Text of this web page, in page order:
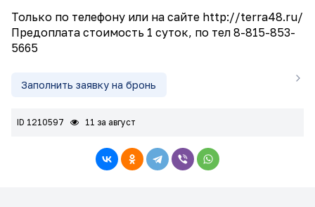
Только по телефону или на сайте http://terra48.ru/
Предоплата стоимость 1 суток, по тел 8-815-853-
5665
Заполнить заявку на бронь
ID 1210597 11 за август